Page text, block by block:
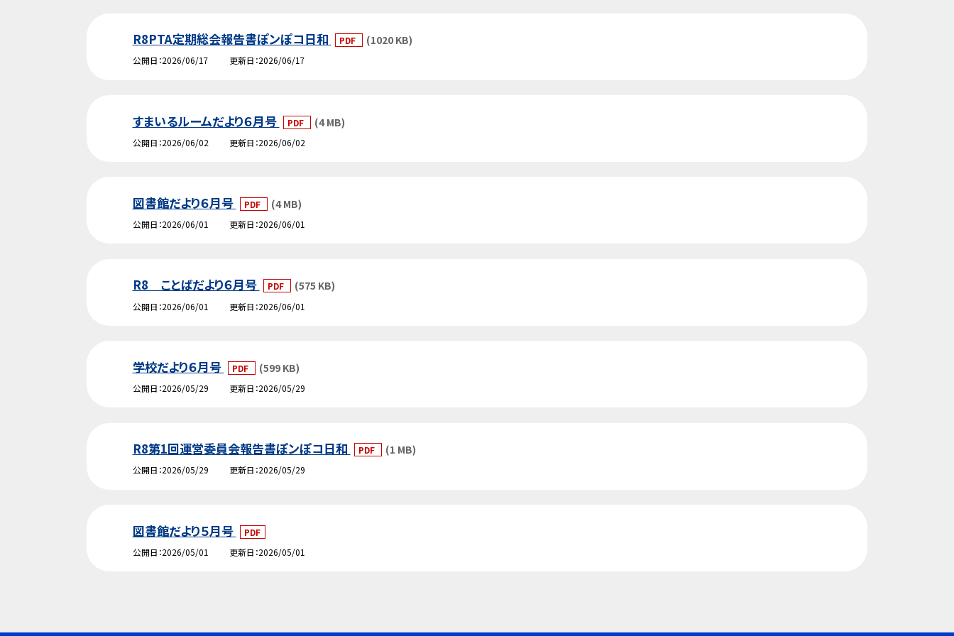
R8PTA定期総会報告書ぽンぽコ日和 PDF (1020 KB)
公開日 2026/06/17 更新日 2026/06/17
すまいるルームだより６月号 PDF (4 MB)
公開日 2026/06/02 更新日 2026/06/02
図書館だより６月号 PDF (4 MB)
公開日 2026/06/01 更新日 2026/06/01
R8 ことばだより６月号 PDF (575 KB)
公開日 2026/06/01 更新日 2026/06/01
学校だより６月号 PDF (599 KB)
公開日 2026/05/29 更新日 2026/05/29
R8第1回運営委員会報告書ぽンぽコ日和 PDF (1 MB)
公開日 2026/05/29 更新日 2026/05/29
図書館だより５月号
PDF
公開日 2026/05/01 更新日 2026/05/01